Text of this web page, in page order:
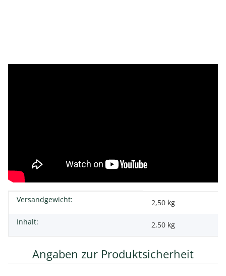
Produkteigenschaft
Wert
Versandgewicht:
2,50 kg
Inhalt:
2,50 kg
Angaben zur Produktsicherheit